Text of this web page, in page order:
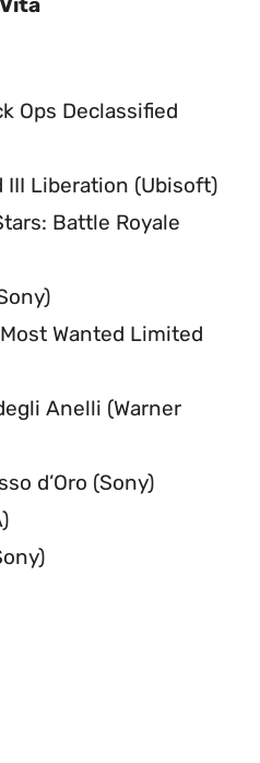
Ops Declassified
III Liberation (Ubisoft)
Battle Royale
Wanted Limited
Anelli (Warner
d’Oro (Sony)